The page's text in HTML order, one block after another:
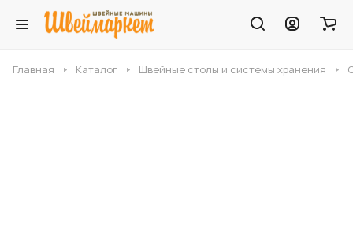
Главная Каталог Швейные столы и системы хранения